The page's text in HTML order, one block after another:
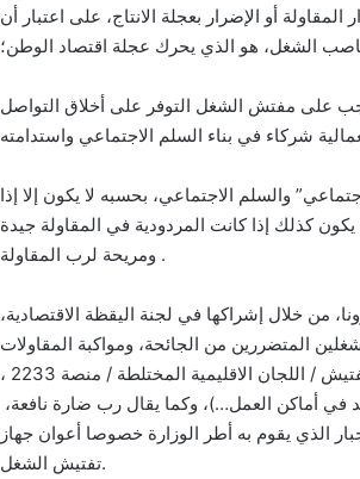
أو الإضرار بعجلة الانتاج، على اعتبار أن
الشغل، هو الذي يحرك عجلة اقتصاد الوطن؛
على مفتش الشغل التوفر على أخلاق التواصل
والسلم الاجتماعي، بحسبه لا يكون إلا إذا
كذلك إذا كانت المردودية في المقاولة جيدة
ومريحة لرب المقاولة .
من خلال إشراكها في لجنة اليقظة الاقتصادية،
المتضررين من الجائحة، ومواكبة المقاولات
لمواجهة تداعيات كوفيد 19 في أماكن العمل ( زيارات المراقبة والتفتيش / اللجان الاقليمية المختلطة / منصة 2233 ،
في أماكن العمل…)، وكما يقال رب ضارة نافعة،
الذي يقوم به أطر الوزارة خصوصا أعوان جهاز
تفتيش الشغل.